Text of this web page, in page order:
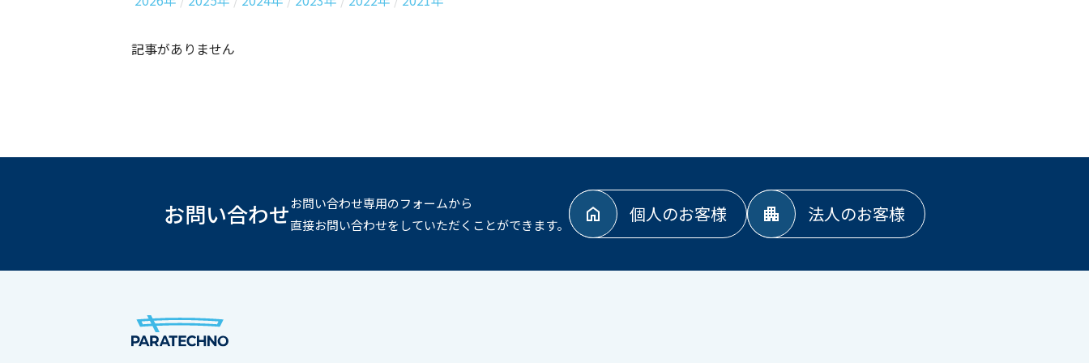
記事がありません
お問い合わせお問い合わせ専用のフォームから
直接お問い合わせをしていただくことができます。
個人のお客様 法人のお客様